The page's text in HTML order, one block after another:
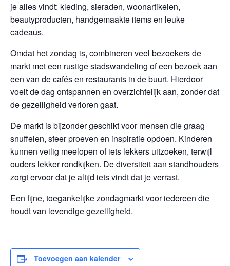
je alles vindt: kleding, sieraden, woonartikelen,
beautyproducten, handgemaakte items en leuke
cadeaus.
Omdat het zondag is, combineren veel bezoekers de
markt met een rustige stadswandeling of een bezoek aan
een van de cafés en restaurants in de buurt. Hierdoor
voelt de dag ontspannen en overzichtelijk aan, zonder dat
de gezelligheid verloren gaat.
De markt is bijzonder geschikt voor mensen die graag
snuffelen, sfeer proeven en inspiratie opdoen. Kinderen
kunnen veilig meelopen of iets lekkers uitzoeken, terwijl
ouders lekker rondkijken. De diversiteit aan standhouders
zorgt ervoor dat je altijd iets vindt dat je verrast.
Een fijne, toegankelijke zondagmarkt voor iedereen die
houdt van levendige gezelligheid.
Toevoegen aan kalender